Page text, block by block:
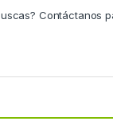
Contáctanos